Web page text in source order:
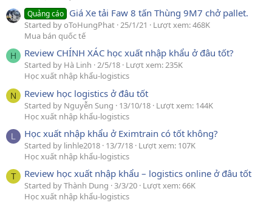
Quảng cáo Giá Xe tải Faw 8 tấn Thùng 9M7 chở pallet.
Started by oToHungPhat 25/1/21
Lượt xem: 468K
Mua bán quốc tế
H Review CHÍNH XÁC học xuất nhập khẩu ở đâu tốt?
Started by Hà Linh 2/5/18 Lượt xem: 235K
Học xuất nhập khẩu-logistics
N Review học logistics ở đâu tốt
Started by Nguyễn Sung 13/10/18 Lượt xem: 144K
Học xuất nhập khẩu-logistics
L Học xuất nhập khẩu ở Eximtrain có tốt không?
Started by linhle2018 13/7/18 Lượt xem: 107K
Học xuất nhập khẩu-logistics
T Review học xuất nhập khẩu – logistics online ở đâu tốt
Started by Thành Dung 3/3/20 Lượt xem: 66K
Học xuất nhập khẩu-logistics